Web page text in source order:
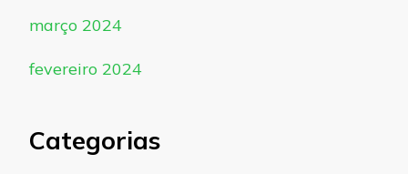
março 2024
fevereiro 2024
Categorias